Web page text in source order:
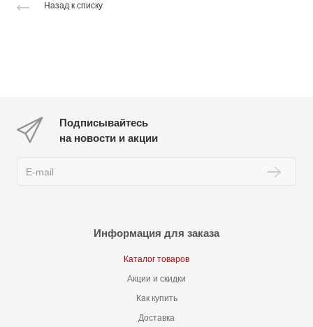
Назад к списку
Подписывайтесь
на новости и акции
Информация для заказа
Каталог товаров
Акции и скидки
Как купить
Доставка